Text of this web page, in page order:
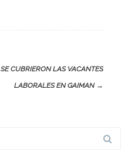
SE CUBRIERON LAS VACANTES
LABORALES EN GAIMAN →